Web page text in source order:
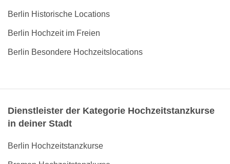
Berlin Historische Locations
Berlin Hochzeit im Freien
Berlin Besondere Hochzeitslocations
Dienstleister der Kategorie Hochzeitstanzkurse
in deiner Stadt
Berlin Hochzeitstanzkurse